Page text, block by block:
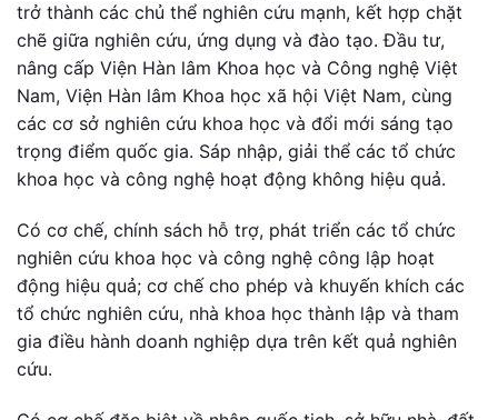
trở thành các chủ thể nghiên cứu mạnh, kết hợp chặt
chẽ giữa nghiên cứu, ứng dụng và đào tạo. Đầu tư,
nâng cấp Viện Hàn lâm Khoa học và Công nghệ Việt
Nam, Viện Hàn lâm Khoa học xã hội Việt Nam, cùng
các cơ sở nghiên cứu khoa học và đổi mới sáng tạo
trọng điểm quốc gia. Sáp nhập, giải thể các tổ chức
khoa học và công nghệ hoạt động không hiệu quả.
Có cơ chế, chính sách hỗ trợ, phát triển các tổ chức
nghiên cứu khoa học và công nghệ công lập hoạt
động hiệu quả; cơ chế cho phép và khuyến khích các
tổ chức nghiên cứu, nhà khoa học thành lập và tham
gia điều hành doanh nghiệp dựa trên kết quả nghiên
cứu.